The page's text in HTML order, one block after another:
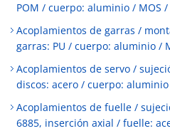
POM / cuerpo: aluminio / MOS /
Acoplamientos de garras /
garras: PU / cuerpo: aluminio /
Acoplamientos de servo /
discos: acero / cuerpo: aluminio
Acoplamientos de fuelle /
6885, inserción axial / fuelle: